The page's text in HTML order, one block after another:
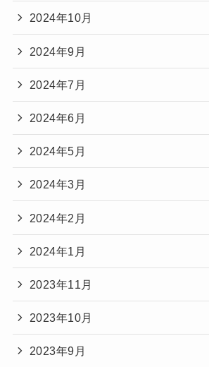
2024年10月
2024年9月
2024年7月
2024年6月
2024年5月
2024年3月
2024年2月
2024年1月
2023年11月
2023年10月
2023年9月